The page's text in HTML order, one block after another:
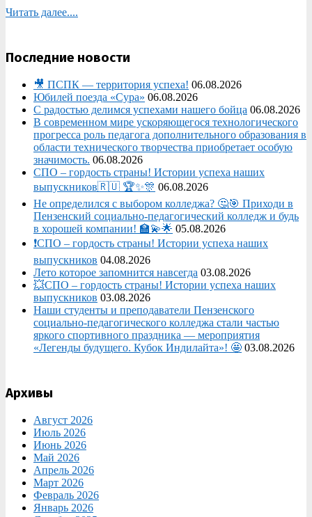
Читать далее....
Последние новости
🎥 ПСПК — территория успеха! 06.08.2026
Юбилей поезда «Сура» 06.08.2026
С радостью делимся успехами нашего бойца 06.08.2026
В современном мире ускоряющегося технологического
прогресса роль педагога дополнительного образования в
области технического творчества приобретает особую
значимость. 06.08.2026
СПО – гордость страны! Истории успеха наших
выпускников🇷🇺 🏆✨🎊 06.08.2026
Не определился с выбором колледжа? 🤔🎯 Приходи в
Пензенский социально-педагогический колледж и будь
в хорошей компании! 🏫💫🌟 05.08.2026
❗СПО – гордость страны! Истории успеха наших
выпускников 04.08.2026
Лето которое запомнится навсегда 03.08.2026
💥СПО – гордость страны! Истории успеха наших
выпускников 03.08.2026
Наши студенты и преподаватели Пензенского
социально‑педагогического колледжа стали частью
яркого спортивного праздника — мероприятия
«Легенды будущего. Кубок Индилайта»! 🤩 03.08.2026
Архивы
Август 2026
Июль 2026
Июнь 2026
Май 2026
Апрель 2026
Март 2026
Февраль 2026
Январь 2026